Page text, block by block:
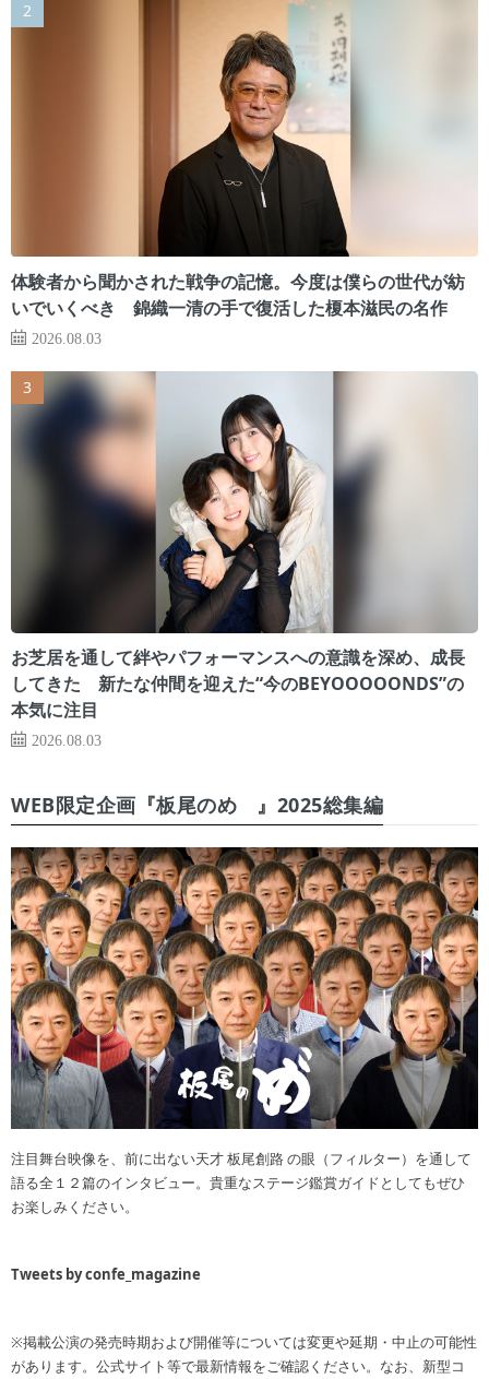
体験者から聞かされた戦争の記憶。今度は僕らの世代が紡
いでいくべき 錦織一清の手で復活した榎本滋民の名作
2026.08.03
お芝居を通して絆やパフォーマンスへの意識を深め、成長
してきた 新たな仲間を迎えた“今のBEYOOOOONDS”の
本気に注目
2026.08.03
WEB限定企画『板尾のめ゙』2025総集編
注目舞台映像を、前に出ない天才 板尾創路 の眼（フィルター）を通して
語る全１２篇のインタビュー。貴重なステージ鑑賞ガイドとしてもぜひ
お楽しみください。
Tweets by confe_magazine
※掲載公演の発売時期および開催等については変更や延期・中止の可能性
があります。公式サイト等で最新情報をご確認ください。なお、新型コ